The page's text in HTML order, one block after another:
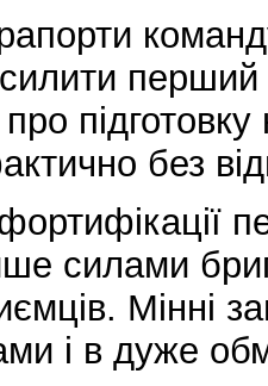
підготовку
без
силами
Мінні
і в дуже